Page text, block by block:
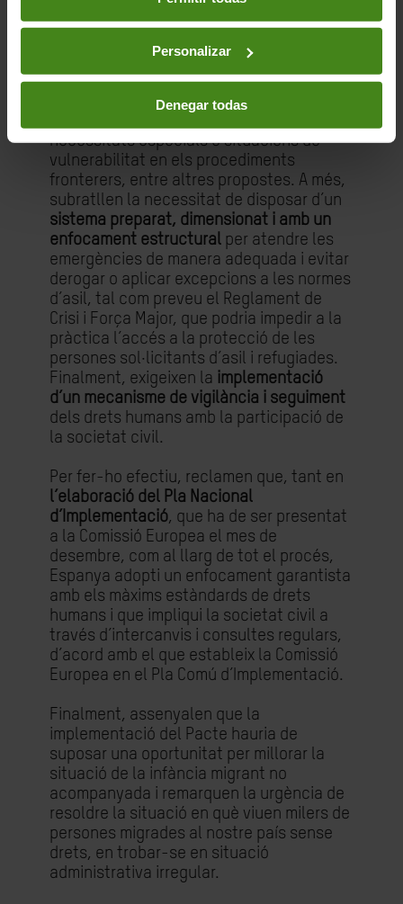
Personalizar
Denegar todas
individualitzatde les sol·licituds; i a
assegurar una atenció sanitària
adequada, el dret a intèrpret, a la
informació i a ser escoltat/da. També han
reclamat que les sol·licituds es tramitin
necessitats especials o situacions de
vulnerabilitat en els procediments
fronterers, entre altres propostes. A més,
subratllen la necessitat de disposar d’un
sistema preparat, dimensionat i amb un
enfocament estructural per atendre les
emergències de manera adequada i evitar
derogar o aplicar excepcions a les normes
d’asil, tal com preveu el Reglament de
Crisi i Força Major, que podria impedir a la
pràctica l’accés a la protecció de les
persones sol·licitants d’asil i refugiades.
Finalment, exigeixen la implementació
d’un mecanisme de vigilància i seguiment
dels drets humans amb la participació de
la societat civil.
Per fer-ho efectiu, reclamen que, tant en
l’elaboració del Pla Nacional
d’Implementació, que ha de ser presentat
a la Comissió Europea el mes de
desembre, com al llarg de tot el procés,
Espanya adopti un enfocament garantista
amb els màxims estàndards de drets
humans i que impliqui la societat civil a
través d’intercanvis i consultes regulars,
d’acord amb el que estableix la Comissió
Europea en el Pla Comú d’Implementació.
Finalment, assenyalen que la
implementació del Pacte hauria de
suposar una oportunitat per millorar la
situació de la infància migrant no
acompanyada i remarquen la urgència de
resoldre la situació en què viuen milers de
persones migrades al nostre país sense
drets, en trobar-se en situació
administrativa irregular.